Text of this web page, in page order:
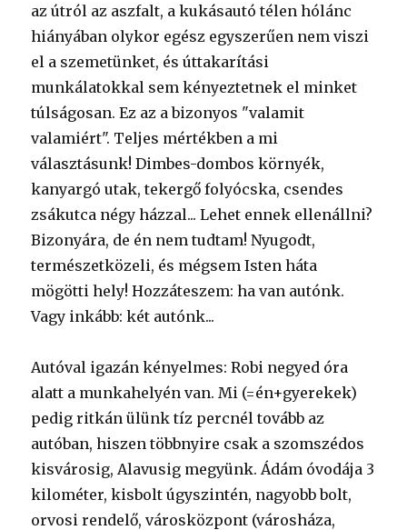
az útról az aszfalt, a kukásautó télen hólánc
hiányában olykor egész egyszerűen nem viszi
el a szemetünket, és úttakarítási
munkálatokkal sem kényeztetnek el minket
túlságosan. Ez az a bizonyos "valamit
valamiért". Teljes mértékben a mi
választásunk! Dimbes-dombos környék,
kanyargó utak, tekergő folyócska, csendes
zsákutca négy házzal... Lehet ennek ellenállni?
Bizonyára, de én nem tudtam! Nyugodt,
természetközeli, és mégsem Isten háta
mögötti hely! Hozzáteszem: ha van autónk.
Vagy inkább: két autónk...
Autóval igazán kényelmes: Robi negyed óra
alatt a munkahelyén van. Mi (=én+gyerekek)
pedig ritkán ülünk tíz percnél tovább az
autóban, hiszen többnyire csak a szomszédos
kisvárosig, Alavusig megyünk. Ádám óvodája 3
kilométer, kisbolt úgyszintén, nagyobb bolt,
orvosi rendelő, városközpont (városháza,